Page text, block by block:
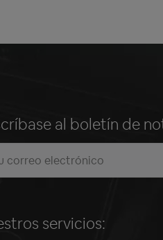
al boletín de
servicios: